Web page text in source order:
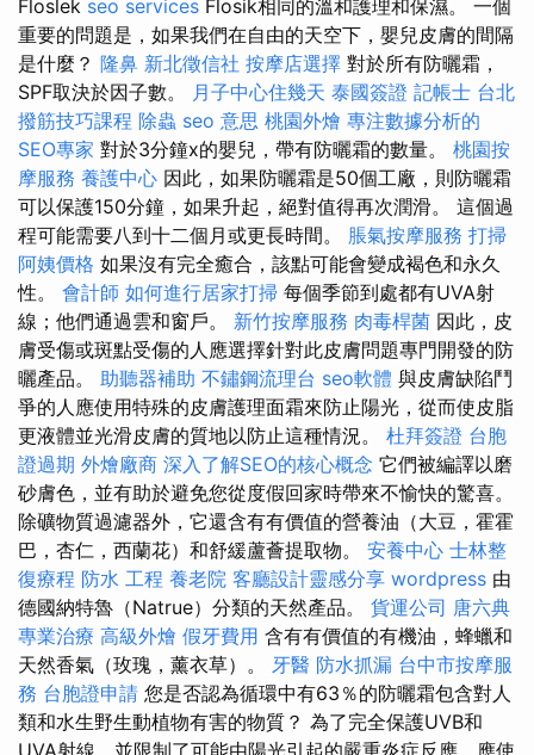
Floslek seo services Flosik相同的溫和護理和保濕。 一個
重要的問題是，如果我們在自由的天空下，嬰兒皮膚的間隔
是什麼？ 隆鼻 新北徵信社 按摩店選擇 對於所有防曬霜，
SPF取決於因子數。
月子中心住幾天 泰國簽證 記帳士 台北
撥筋技巧課程 除蟲 seo 意思 桃園外燴 專注數據分析的
SEO專家 對於3分鐘x的嬰兒，帶有防曬霜的數量。 桃園按
摩服務 養護中心 因此，如果防曬霜是50個工廠，則防曬霜
可以保護150分鐘，如果升起，絕對值得再次潤滑。 這個過
程可能需要八到十二個月或更長時間。 脹氣按摩服務 打掃
阿姨價格 如果沒有完全癒合，該點可能會變成褐色和永久
性。 會計師 如何進行居家打掃 每個季節到處都有UVA射
線；他們通過雲和窗戶。 新竹按摩服務 肉毒桿菌 因此，皮
膚受傷或斑點受傷的人應選擇針對此皮膚問題專門開發的防
曬產品。 助聽器補助 不鏽鋼流理台 seo軟體 與皮膚缺陷鬥
爭的人應使用特殊的皮膚護理面霜來防止陽光，從而使皮脂
更液體並光滑皮膚的質地以防止這種情況。 杜拜簽證 台胞
證過期 外燴廠商 深入了解SEO的核心概念 它們被編譯以磨
砂膚色，並有助於避免您從度假回家時帶來不愉快的驚喜。
除礦物質過濾器外，它還含有有價值的營養油（大豆，霍霍
巴，杏仁，西蘭花）和舒緩蘆薈提取物。 安養中心 士林整
復療程 防水 工程 養老院 客廳設計靈感分享 wordpress 由
德國納特魯（Natrue）分類的天然產品。 貨運公司 唐六典
專業治療 高級外燴 假牙費用 含有有價值的有機油，蜂蠟和
天然香氣（玫瑰，薰衣草）。 牙醫 防水抓漏 台中市按摩服
務 台胞證申請 您是否認為循環中有63％的防曬霜包含對人
類和水生野生動植物有害的物質？ 為了完全保護UVB和
UVA射線，並限制了可能由陽光引起的嚴重炎症反應，應使